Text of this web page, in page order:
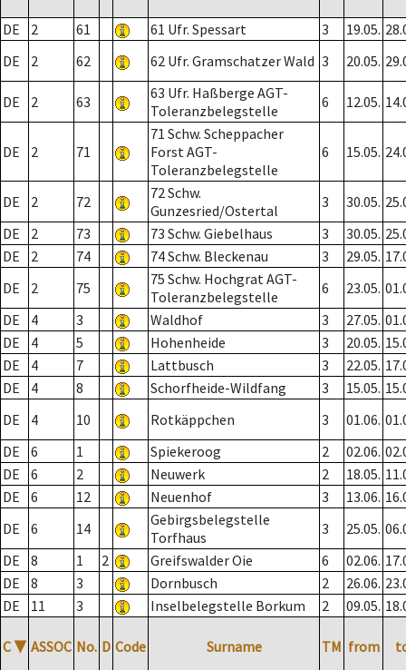
DE 2 61 61 Ufr. Spessart 3 19.05.
DE
2 62 62 Ufr. Gramschatzer Wald 3 20.05.
DE 2 63
63 Ufr. Haßberge AGT-
Toleranzbelegstelle
6 12.05.
DE 2 71
71 Schw. Scheppacher
Forst AGT-
Toleranzbelegstelle
6 15.05.
DE 2 72
72 Schw.
Gunzesried/Ostertal
3 30.05.
DE
2 73 73 Schw. Giebelhaus 3 30.05.
DE
2 74 74 Schw. Bleckenau 3 29.05.
DE
2 75
75 Schw. Hochgrat AGT-
Toleranzbelegstelle
6 23.05.
DE
4 3 Waldhof 3 27.05.
DE
4 5 Hohenheide 3 20.05.
DE
4 7 Lattbusch 3 22.05.
DE
4 8 Schorfheide-Wildfang 3 15.05.
DE
4 10 Rotkäppchen 3 01.06.
DE
6 1 Spiekeroog 2 02.06.
DE
6 2 Neuwerk 2 18.05.
DE
6 12 Neuenhof 3 13.06.
DE
6 14
Gebirgsbelegstelle
Torfhaus
3 25.05.
DE
8 1 2 Greifswalder Oie 6 02.06.
DE
8 3 Dornbusch 2 26.06.
DE
11 3 Inselbelegstelle Borkum 2 09.05.
C ▼ ASSOC No. D Code Surname TM from